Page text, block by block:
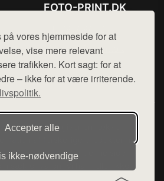
vores hjemmeside for at
vise mere relevant
trafikken. Kort sagt: for at
– ikke for at være irriterende.
Accepter alle
ikke‑nødvendige
FOTO-PRINT.DK
Mail: hej@want.dk
Cookie- og privatlivspolitik
der udgiver en række
af forskellige produkter fra
ikke varer fra denne side - vi